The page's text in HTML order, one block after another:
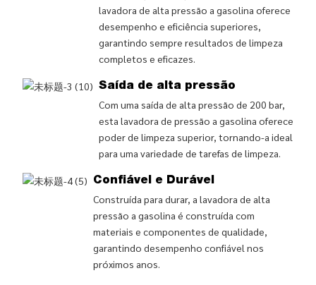
lavadora de alta pressão a gasolina oferece
desempenho e eficiência superiores,
garantindo sempre resultados de limpeza
completos e eficazes.
Saída de alta pressão
Com uma saída de alta pressão de 200 bar,
esta lavadora de pressão a gasolina oferece
poder de limpeza superior, tornando-a ideal
para uma variedade de tarefas de limpeza.
Confiável e Durável
Construída para durar, a lavadora de alta
pressão a gasolina é construída com
materiais e componentes de qualidade,
garantindo desempenho confiável nos
próximos anos.